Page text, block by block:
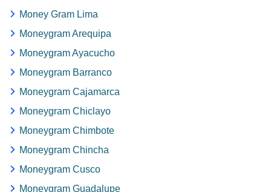
Money Gram Lima
Moneygram Arequipa
Moneygram Ayacucho
Moneygram Barranco
Moneygram Cajamarca
Moneygram Chiclayo
Moneygram Chimbote
Moneygram Chincha
Moneygram Cusco
Moneygram Guadalupe